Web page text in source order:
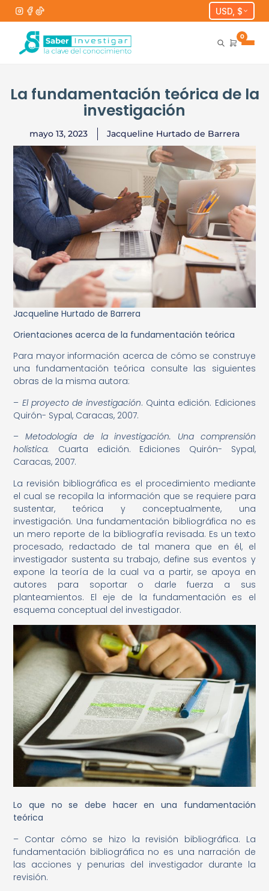
USD, $
0
La fundamentación teórica de la
investigación
mayo 13, 2023 Jacqueline Hurtado de Barrera
Jacqueline Hurtado de Barrera
Orientaciones acerca de la fundamentación teórica
Para mayor información acerca de cómo se construye
una fundamentación teórica consulte las siguientes
obras de la misma autora:
– El proyecto de investigación. Quinta edición. Ediciones
Quirón- Sypal, Caracas, 2007.
–Metodología de la investigación. Una comprensión
holística. Cuarta edición. Ediciones Quirón- Sypal,
Caracas, 2007.
La revisión bibliográfica es el procedimiento mediante
el cual se recopila la información que se requiere para
sustentar, teórica y conceptualmente, una
investigación. Una fundamentación bibliográfica no es
un mero reporte de la bibliografía revisada. Es un texto
procesado, redactado de tal manera que en él, el
investigador sustenta su trabajo, define sus eventos y
expone la teoría de la cual va a partir, se apoya en
autores para soportar o darle fuerza a sus
planteamientos. El eje de la fundamentación es el
esquema conceptual del investigador.
Lo que no se debe hacer en una fundamentación
teórica
– Contar cómo se hizo la revisión bibliográfica. La
fundamentación bibliográfica no es una narración de
las acciones y penurias del investigador durante la
revisión.